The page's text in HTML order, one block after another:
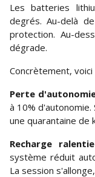
Les batteries
degrés. Au-delà
protection. Au-
dégrade.
Concrètement,
Perte
à 10%
une quarantaine de
Recharge
système réduit
La session